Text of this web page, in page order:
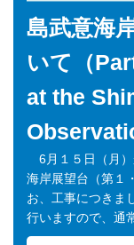
島武意海
いて（
at the
6月１５日（月）
海岸展望台（第１
お、工事につきま
行いますので、通